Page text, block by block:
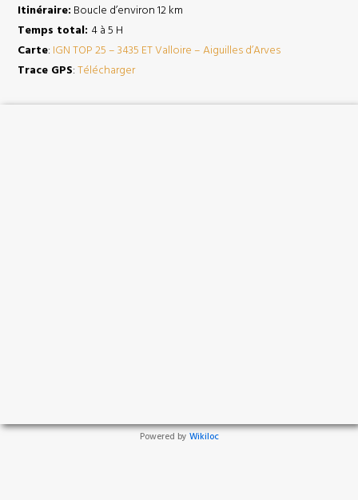
Itinéraire: Boucle d’environ 12 km
Temps total: 4 à 5 H
Carte: IGN TOP 25 – 3435 ET Valloire – Aiguilles d’Arves
Trace GPS:Télécharger
Powered by Wikiloc